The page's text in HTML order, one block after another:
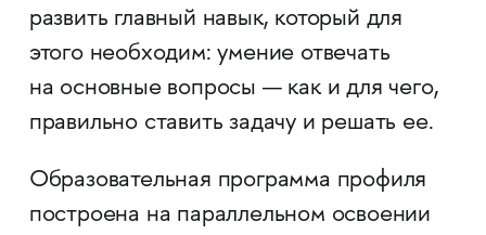
развить главный навык, который для
этого необходим: умение отвечать
на основные вопросы — как и для чего,
правильно ставить задачу и решать ее.
Образовательная программа профиля
построена на параллельном освоении